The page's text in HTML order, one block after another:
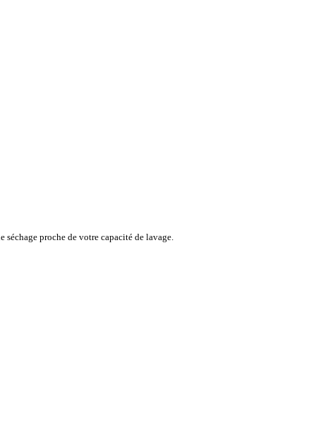
proche de votre capacité de lavage.